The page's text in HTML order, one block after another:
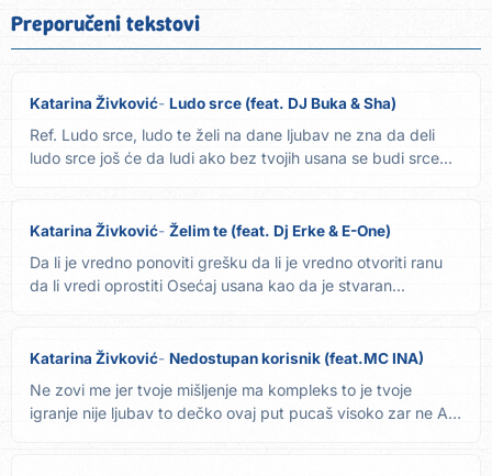
Preporučeni tekstovi
Katarina Živković Ludo srce (feat. DJ Buka & Sha)
Ref. Ludo srce, ludo te želi na dane ljubav ne zna da deli
ludo srce još će da ludi ako bez tvojih usana se budi srce...
Katarina Živković Želim te (feat. Dj Erke & E-One)
Da li je vredno ponoviti grešku da li je vredno otvoriti ranu
da li vredi oprostiti Osećaj usana kao da je stvaran...
Katarina Živković Nedostupan korisnik (feat.MC INA)
Ne zovi me jer tvoje mišljenje ma kompleks to je tvoje
igranje nije ljubav to dečko ovaj put pucaš visoko zar ne Al'